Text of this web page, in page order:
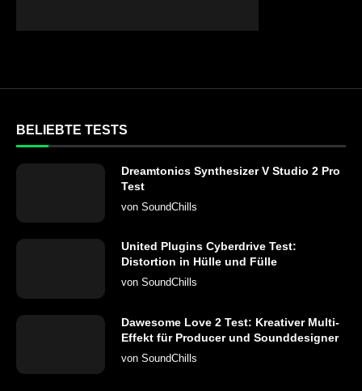
BELIEBTE TESTS
Dreamtonics Synthesizer V Studio 2 Pro
Test
von SoundChills
United Plugins Cyberdrive Test:
Distortion in Hülle und Fülle
von SoundChills
Dawesome Love 2 Test: Kreativer Multi-
Effekt für Producer und Sounddesigner
von SoundChills